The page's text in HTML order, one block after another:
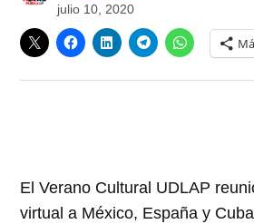
julio 10, 2020
El Verano Cultural UDLAP
virtual a México, España y